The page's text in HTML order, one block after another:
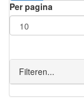
Per pagina
Filteren...